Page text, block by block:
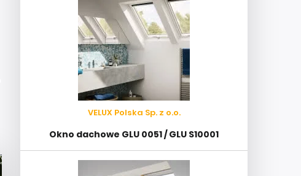
VELUX Polska Sp. z o.o.
Okno dachowe GLU 0051 / GLU S10001